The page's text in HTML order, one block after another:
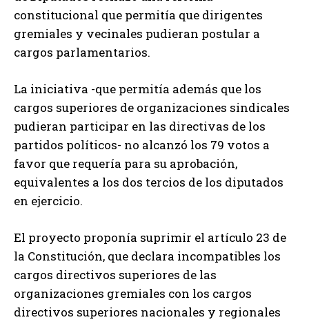
constitucional que permitía que dirigentes
gremiales y vecinales pudieran postular a
cargos parlamentarios.
La iniciativa -que permitía además que los
cargos superiores de organizaciones sindicales
pudieran participar en las directivas de los
partidos políticos- no alcanzó los 79 votos a
favor que requería para su aprobación,
equivalentes a los dos tercios de los diputados
en ejercicio.
El proyecto proponía suprimir el artículo 23 de
la Constitución, que declara incompatibles los
cargos directivos superiores de las
organizaciones gremiales con los cargos
directivos superiores nacionales y regionales